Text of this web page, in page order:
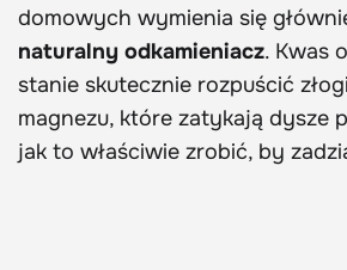
domowych wymienia się
naturalny odkamieniacz. Kwas
stanie skutecznie rozpuścić
magnezu, które zatykają dysze
jak to właściwie zrobić, by